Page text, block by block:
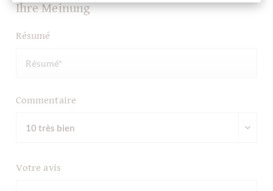
Ihre Meinung
Résumé
Commentaire
Votre avis